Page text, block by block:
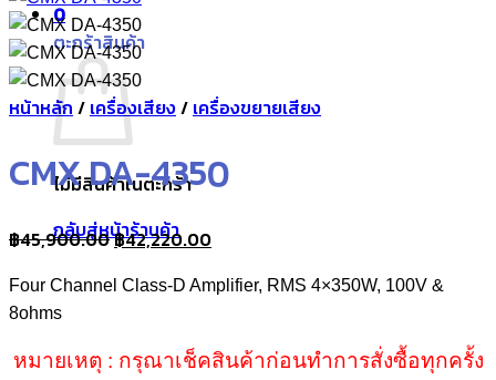
0
ตะกร้าสินค้า
ไม่มีสินค้าในตะกร้า
กลับสู่หน้าร้านค้า
หน้าหลัก / เครื่องเสียง/ เครื่องขยายเสียง
CMX DA-4350
฿45,900.00Original
was:
฿42,220.00Current
is:
Four Channel Class-D Amplifier, RMS 4×350W, 100V &
8ohms
หมายเหตุ : กรุณาเช็คสินค้าก่อนทำการสั่งซื้อทุกครั้ง